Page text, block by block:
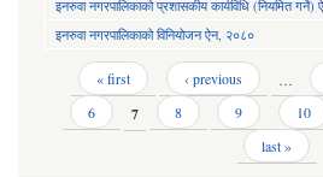
इनरुवा नगरपालिकाको प्रशासकीय कार्यविधि (नियमित
इनरुवा नगरपालिकाको विनियोजन ऐन, २०८०
Pages « first ‹ previous …
6
7 8 9 10
last »